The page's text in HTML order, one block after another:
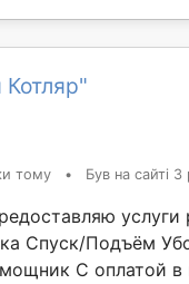
тому • Був на сайті
Спуск/Подъём
С оплатой в